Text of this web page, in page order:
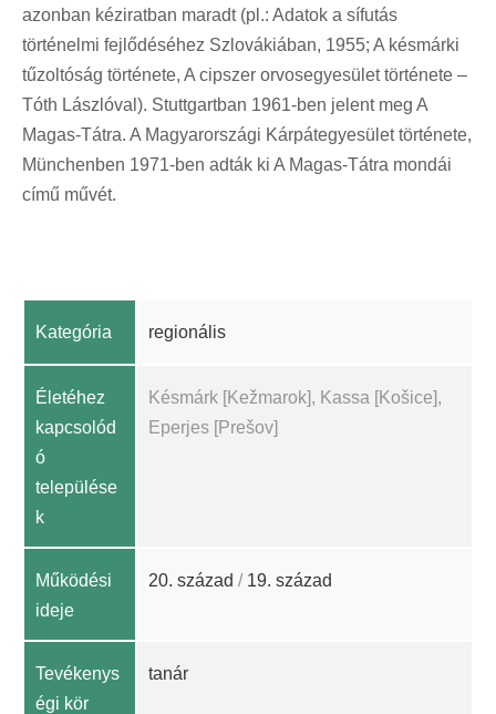
azonban kéziratban maradt (pl.: Adatok a sífutás
történelmi fejlődéséhez Szlovákiában, 1955; A késmárki
tűzoltóság története, A cipszer orvosegyesület története –
Tóth Lászlóval). Stuttgartban 1961-ben jelent meg A
Magas-Tátra. A Magyarországi Kárpátegyesület története,
Münchenben 1971-ben adták ki A Magas-Tátra mondái
című művét.
Kategória regionális
Életéhez
kapcsolód
ó
települése
k
Késmárk [Kežmarok], Kassa [Košice],
Eperjes [Prešov]
Működési
ideje
20. század / 19. század
Tevékenys
égi kör
tanár